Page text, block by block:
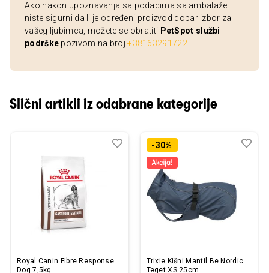
Ako nakon upoznavanja sa podacima sa ambalaže
niste sigurni da li je određeni proizvod dobar izbor za
vašeg ljubimca, možete se obratiti PetSpot službi
podrške pozivom na broj+38163291722
Slični artikli iz odabrane kategorije
Royal Canin Fibre Response
Dog 7,5kg
Dodaj
Uporedi-30%
Trixie Kišni Mantil Be Nordic
Teget XS 25cm